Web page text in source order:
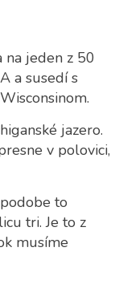
na jeden z 50
a susedí s
jazero.
v polovici,
to
tri. Je to z
musíme